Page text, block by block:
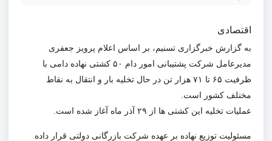
اقتصادی
به گزارش خبرگزاری تسنیم، بر اساس اعلام پرویز جعفری
مدیرعامل شرکت پشتیبانی امور دام ۵۰ کشتی نهاده دامی با
ظرفیت ۶۵ تا ۷۱ هزار تن در حال تخلیه بار و انتقال به نقاط
مختلف کشور است.
عملیات تخلیه این کشتی ها از ۲۹ آذر ماه آغاز شده است.
مسئولیت توزیع نهاده بر عهده شرکت بازرگانی دولتی قرار داده